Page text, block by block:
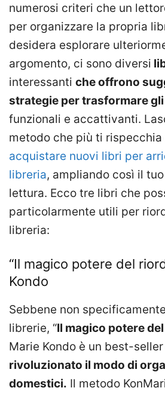
numerosi criteri che un
per organizzare la propria
desidera esplorare
argomento, ci sono diversi
interessanti che offrono
strategie per trasformare
funzionali e accattivanti.
metodo che più ti rispecchia
acquistare nuovi libri per
libreria, ampliando così il
lettura. Ecco tre libri che
particolarmente utili per
libreria:
“Il magico potere del
Kondo
Sebbene non
librerie, “Il magico potere
Marie Kondo è un best-
rivoluzionato il modo di
domestici. Il metodo